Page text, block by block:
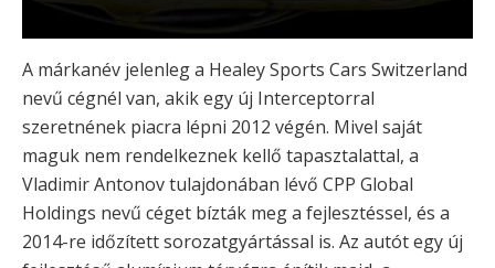
A márkanév jelenleg a Healey Sports Cars Switzerland
nevű cégnél van, akik egy új Interceptorral
szeretnének piacra lépni 2012 végén. Mivel saját
maguk nem rendelkeznek kellő tapasztalattal, a
Vladimir Antonov tulajdonában lévő CPP Global
Holdings nevű céget bízták meg a fejlesztéssel, és a
2014-re időzített sorozatgyártással is. Az autót egy új